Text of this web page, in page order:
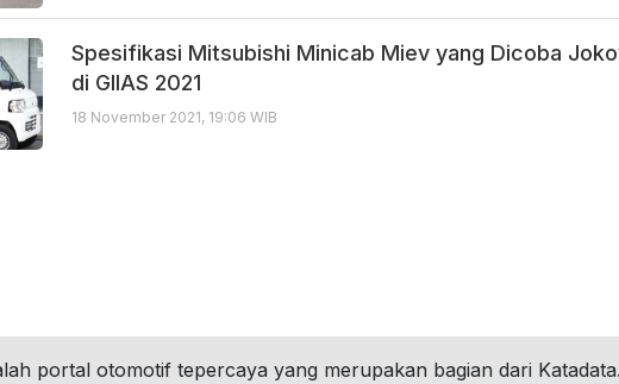
Spesifikasi Mitsubishi Minicab Miev yang Dicoba
di GIIAS 2021
18 November 2021, 19:06 WIB
portal otomotif tepercaya yang merupakan bagian dari Katadata.